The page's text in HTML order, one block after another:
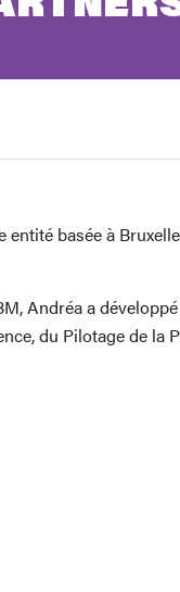
basée à
Andréa a
du Pilotage de